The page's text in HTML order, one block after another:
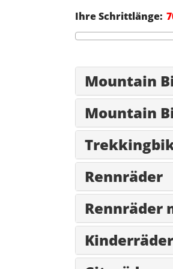
Ihre Schrittlänge:
Mountain
Mountain
Rennräder
Rennräder
Kinderräder